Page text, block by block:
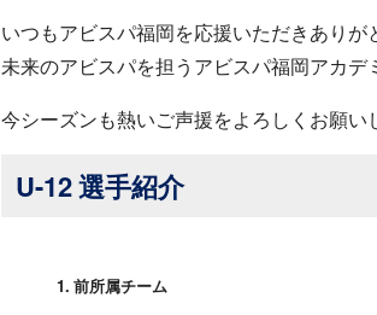
いつもアビスパ福岡を応援いただきありが
未来のアビスパを担うアビスパ福岡アカデ
今シーズンも熱いご声援をよろしくお願い
U-12 選手紹介
前所属チーム